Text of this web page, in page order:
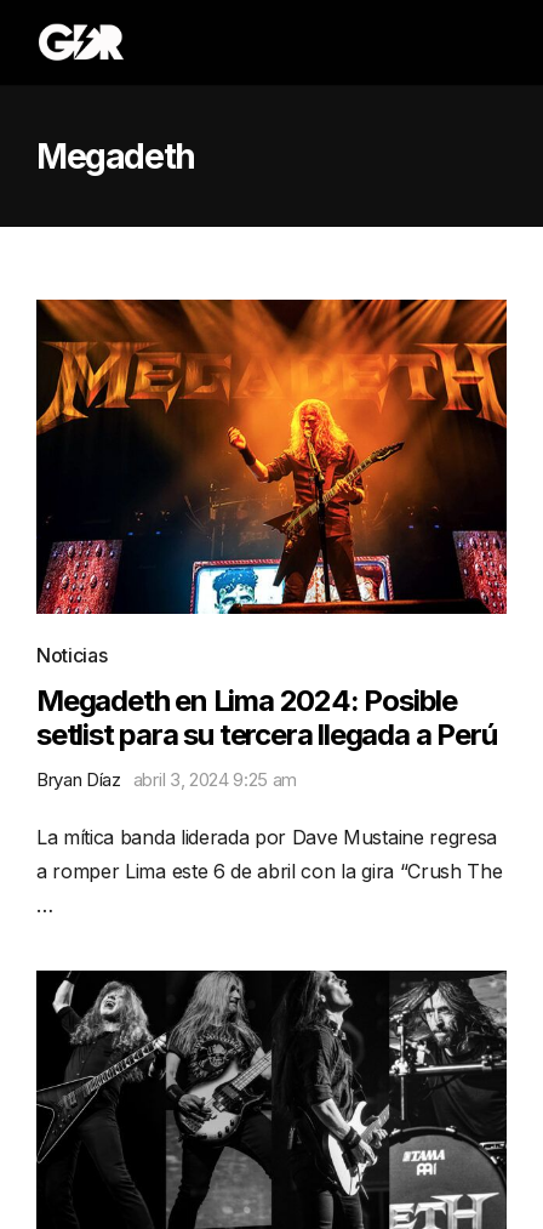
Megadeth
Noticias
Megadeth en Lima 2024: Posible
setlist para su tercera llegada a Perú
Bryan Díaz abril 3, 2024 9:25 am
La mítica banda liderada por Dave Mustaine regresa
a romper Lima este 6 de abril con la gira “Crush The
…